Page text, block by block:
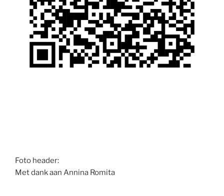
Foto header:
Met dank aan Annina Romita